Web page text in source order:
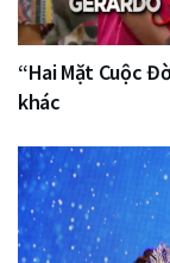
“Hai Mặt Cuộc
khác